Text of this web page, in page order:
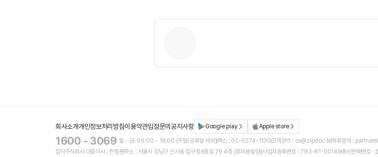
회사소개개인정보처리방침이용약관입점문의 공지사항 Google play Apple store
1600 - 3069 월 - 금: 09:00 - 18:00 (주말/공휴일 제외)팩스 : 02-6274-1130고객문의 : cs@zipdoc.kr제휴문의 :
집닥주식회사 대표이사 : 한정훈주소 : 서울시 강남구 신사동 압구정로8길 26 4층 (루피움빌딩)사업자등록번호 : 793-81-00149통신판매번호